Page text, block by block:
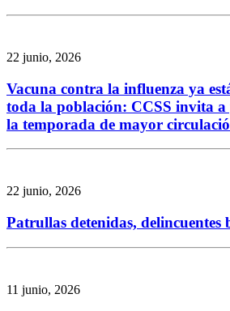
22 junio, 2026
Vacuna contra la influenza ya
toda la población: CCSS invita a
la temporada de mayor
22 junio, 2026
Patrullas detenidas, delincuentes
11 junio, 2026